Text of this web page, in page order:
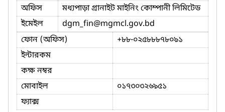
অফিস
মধ্যপাড়া গ্রানাইট মাইনিং কোম্পানী লিমিটেড
ইমেইল
dgm_fin@mgmcl.gov.bd
ফোন (অফিস)
+৮৮-০২৫৮৮৮৭৮০৯১
ইন্টারকম
কক্ষ নম্বর
মোবাইল
০১৭৩০৩২৬৯৫১
ফ্যাক্স